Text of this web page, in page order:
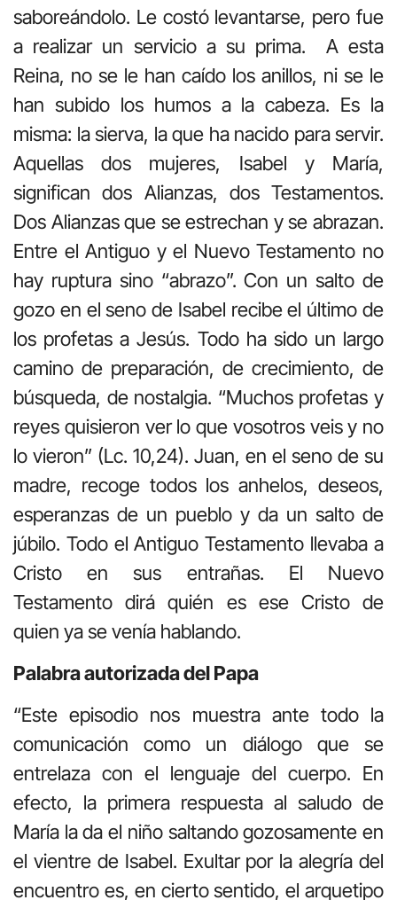
saboreándolo. Le costó levantarse, pero fue
a realizar un servicio a su prima. A esta
Reina, no se le han caído los anillos, ni se le
han subido los humos a la cabeza. Es la
misma: la sierva, la que ha nacido para servir.
Aquellas dos mujeres, Isabel y María,
significan dos Alianzas, dos Testamentos.
Dos Alianzas que se estrechan y se abrazan.
Entre el Antiguo y el Nuevo Testamento no
hay ruptura sino “abrazo”. Con un salto de
gozo en el seno de Isabel recibe el último de
los profetas a Jesús. Todo ha sido un largo
camino de preparación, de crecimiento, de
búsqueda, de nostalgia. “Muchos profetas y
reyes quisieron ver lo que vosotros veis y no
lo vieron” (Lc. 10,24). Juan, en el seno de su
madre, recoge todos los anhelos, deseos,
esperanzas de un pueblo y da un salto de
júbilo. Todo el Antiguo Testamento llevaba a
Cristo en sus entrañas. El Nuevo
Testamento dirá quién es ese Cristo de
quien ya se venía hablando.
Palabra autorizada del Papa
“Este episodio nos muestra ante todo la
comunicación como un diálogo que se
entrelaza con el lenguaje del cuerpo. En
efecto, la primera respuesta al saludo de
María la da el niño saltando gozosamente en
el vientre de Isabel. Exultar por la alegría del
encuentro es, en cierto sentido, el arquetipo